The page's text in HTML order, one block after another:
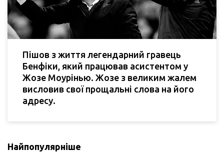
Пішов з життя легендарний гравець
Бенфіки, який працював асистентом у
Жозе Моурінью. Жозе з великим жалем
висловив свої прощальні слова на його
адресу.
Найпопулярніше